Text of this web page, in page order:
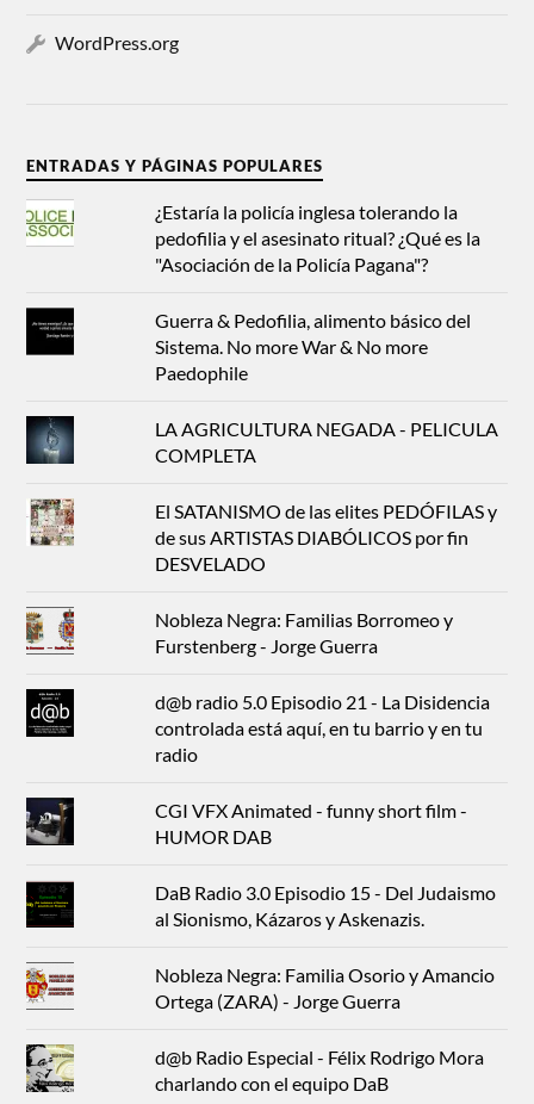
WordPress.org
ENTRADAS Y PÁGINAS POPULARES
¿Estaría la policía inglesa tolerando la
pedofilia y el asesinato ritual? ¿Qué es la
"Asociación de la Policía Pagana"?
Guerra & Pedofilia, alimento básico del
Sistema. No more War & No more
Paedophile
LA AGRICULTURA NEGADA - PELICULA
COMPLETA
El SATANISMO de las elites PEDÓFILAS y
de sus ARTISTAS DIABÓLICOS por fin
DESVELADO
Nobleza Negra: Familias Borromeo y
Furstenberg - Jorge Guerra
d@b radio 5.0 Episodio 21 - La Disidencia
controlada está aquí, en tu barrio y en tu
radio
CGI VFX Animated - funny short film -
HUMOR DAB
DaB Radio 3.0 Episodio 15 - Del Judaismo
al Sionismo, Kázaros y Askenazis.
Nobleza Negra: Familia Osorio y Amancio
Ortega (ZARA) - Jorge Guerra
d@b Radio Especial - Félix Rodrigo Mora
charlando con el equipo DaB